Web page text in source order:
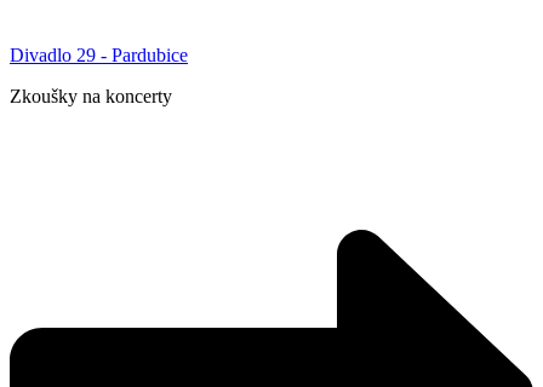
Divadlo 29 - Pardubice
Zkoušky na koncerty